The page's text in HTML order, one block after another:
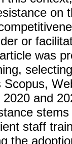
on
or
was
Scopus,
and
staff
the